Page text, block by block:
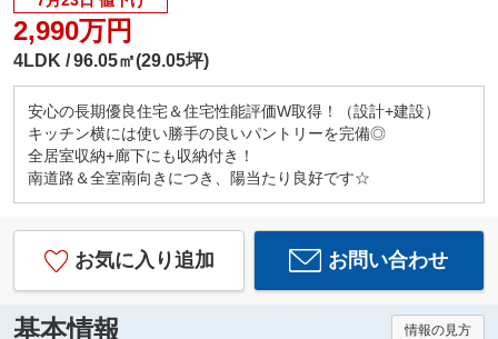
2,990万円
4LDK 96.05㎡(29.05坪)
安心の長期優良住宅＆住宅性能評価W取得！（設計+建設）
キッチン横には使い勝手の良いパントリーを完備◎
全居室収納+廊下にも収納付き！
南道路＆全室南向きにつき、陽当たり良好です☆
お気に入り追加 お問い合わせ
基本情報 情報の見方